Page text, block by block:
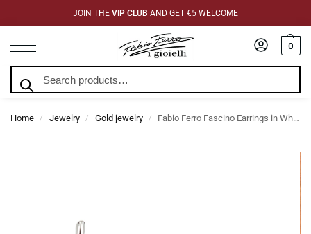
JOIN THE VIP CLUB AND GET €5 WELCOME
0
Home / Jewelry / Gold jewelry / Fabio Ferro Fascino Earrings in White Gold Green Hydrothermal Quartz and Zircons